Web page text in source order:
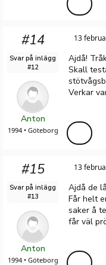
#14
Svar på inlägg
#12
Anton
1994 • Göteborg
13
Ajdå!
Skall
Verkar
#15
Svar på inlägg
#13
Anton
1994 • Göteborg
13
Ajdå de
Får helt
saker å
får väl